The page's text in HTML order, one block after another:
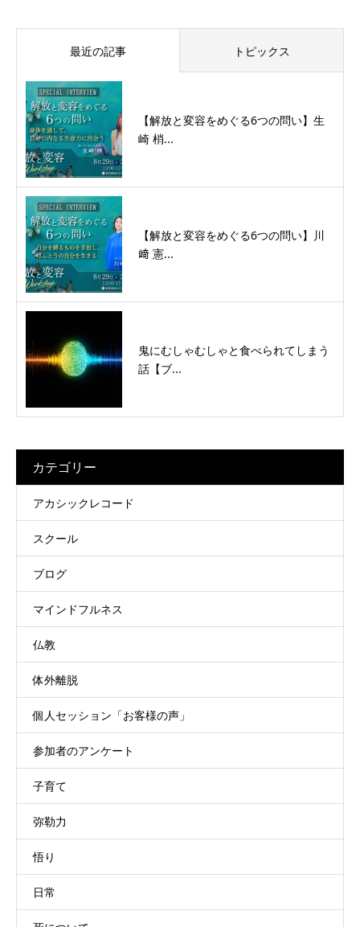
最近の記事 トピックス
【解放と変容をめぐる6つの問い】生
崎 梢...
【解放と変容をめぐる6つの問い】川
﨑 憲...
鬼にむしゃむしゃと食べられてしまう
話【ブ...
カテゴリー
アカシックレコード
スクール
ブログ
マインドフルネス
仏教
体外離脱
個人セッション「お客様の声」
参加者のアンケート
子育て
弥勒力
悟り
日常